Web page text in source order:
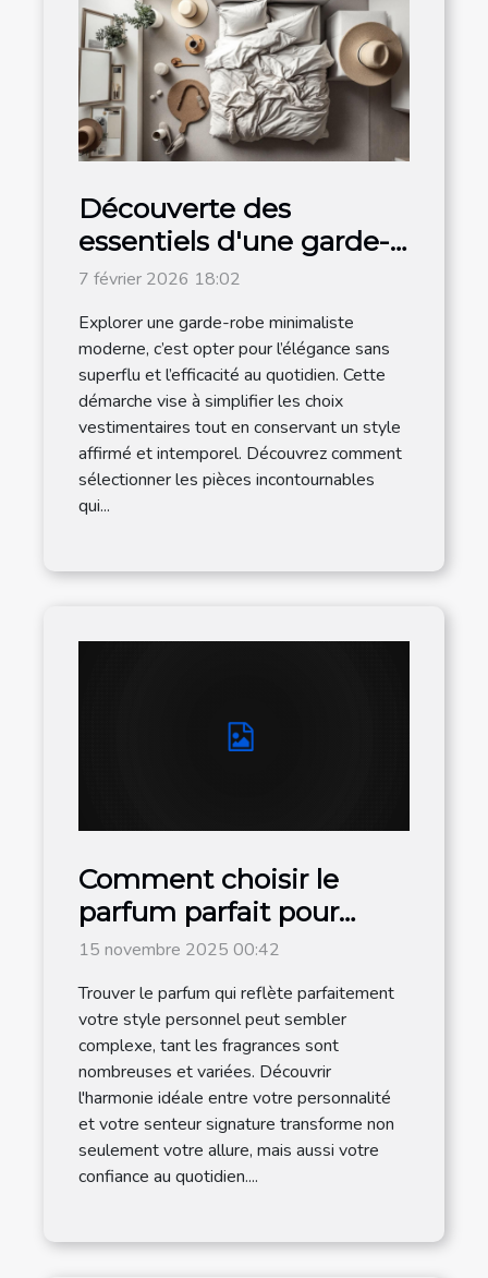
Découverte des
essentiels d'une garde-
robe minimaliste
7 février 2026 18:02
Explorer une garde-robe minimaliste
moderne, c’est opter pour l’élégance sans
superflu et l’efficacité au quotidien. Cette
démarche vise à simplifier les choix
vestimentaires tout en conservant un style
affirmé et intemporel. Découvrez comment
sélectionner les pièces incontournables
qui...
Comment choisir le
parfum parfait pour
votre style personnel ?
15 novembre 2025 00:42
Trouver le parfum qui reflète parfaitement
votre style personnel peut sembler
complexe, tant les fragrances sont
nombreuses et variées. Découvrir
l'harmonie idéale entre votre personnalité
et votre senteur signature transforme non
seulement votre allure, mais aussi votre
confiance au quotidien....